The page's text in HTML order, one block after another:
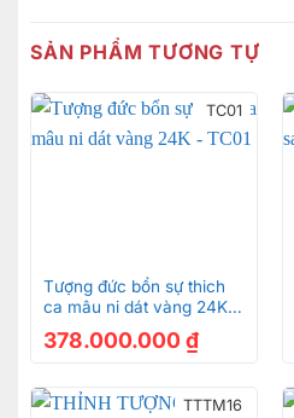
SẢN PHẨM TƯƠNG TỰ
TC01
Tượng đức bổn sự thich
ca mâu ni dát vàng 24K –
378.000.000 ₫
TTTM16